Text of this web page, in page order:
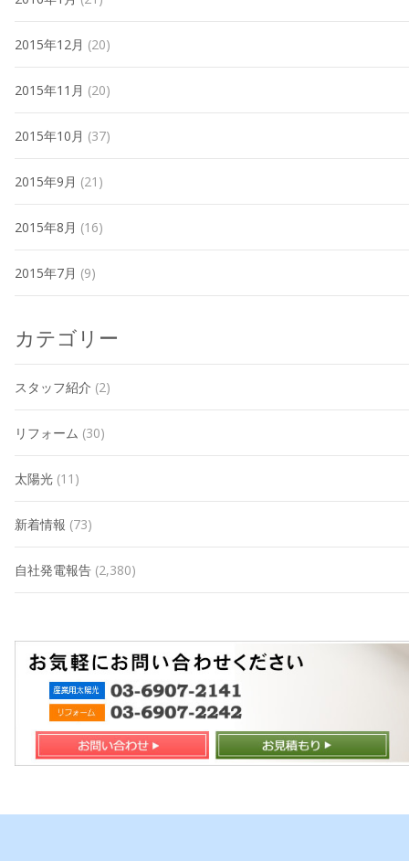
2015年12月 (20)
2015年11月 (20)
2015年10月 (37)
2015年9月 (21)
2015年8月 (16)
2015年7月 (9)
カテゴリー
スタッフ紹介 (2)
リフォーム (30)
太陽光 (11)
新着情報 (73)
自社発電報告 (2,380)